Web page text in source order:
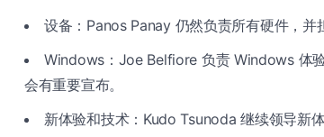
设备：Panos Panay 仍然负责所有硬件，并
Windows：Joe Belfiore 负责 Windows 体
会有重要宣布。
新体验和技术：Kudo Tsunoda 继续领导新